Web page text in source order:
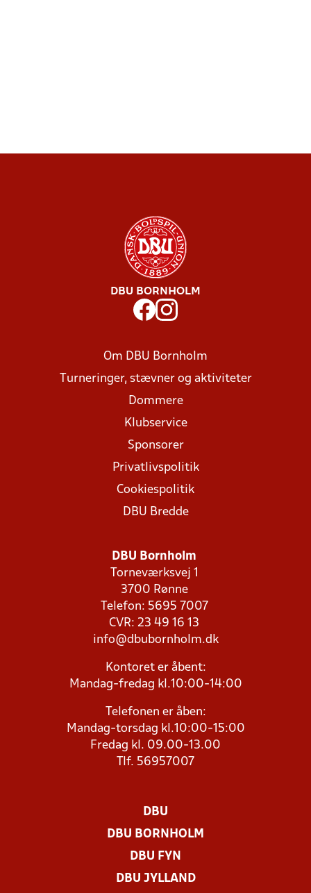
DBU BORNHOLM
Om DBU Bornholm
Turneringer, stævner og aktiviteter
Dommere
Klubservice
Sponsorer
Privatlivspolitik
Cookiespolitik
DBU Bredde
DBU Bornholm
Torneværksvej 1
3700 Rønne
Telefon: 5695 7007
CVR: 23 49 16 13
info@dbubornholm.dk
Kontoret er åbent:
Mandag-fredag kl.10:00-14:00
Telefonen er åben:
Mandag-torsdag kl.10:00-15:00
Fredag kl. 09.00-13.00
Tlf. 56957007
DBU
DBU BORNHOLM
DBU FYN
DBU JYLLAND